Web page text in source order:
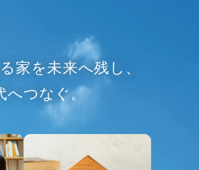
家を未来へ残し、
へつなぐ。